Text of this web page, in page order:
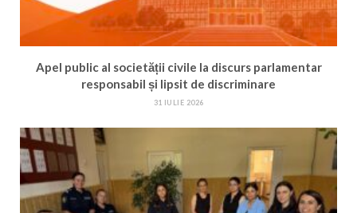
Apel public al societății civile la discurs parlamentar
responsabil și lipsit de discriminare
31 IULIE 2026